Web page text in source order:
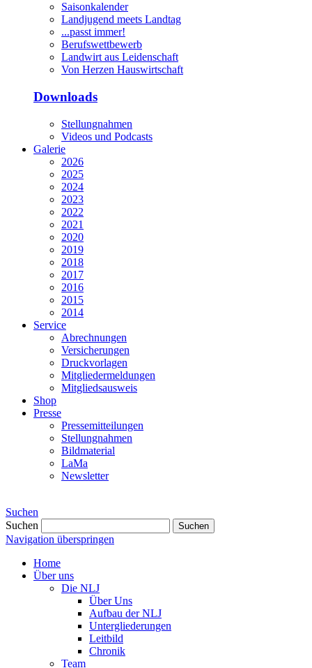
Saisonkalender
Landjugend meets Landtag
...passt immer!
Berufswettbewerb
Landwirt aus Leidenschaft
Von Herzen Hauswirtschaft
Downloads
Stellungnahmen
Videos und Podcasts
Galerie
2026
2025
2024
2023
2022
2021
2020
2019
2018
2017
2016
2015
2014
Service
Abrechnungen
Versicherungen
Druckvorlagen
Mitgliedermeldungen
Mitgliedsausweis
Shop
Presse
Pressemitteilungen
Stellungnahmen
Bildmaterial
LaMa
Newsletter
Suchen
Suchen
Suchen
Navigation überspringen
Home
Über uns
Die NLJ
Über Uns
Aufbau der NLJ
Untergliederungen
Leitbild
Chronik
Team